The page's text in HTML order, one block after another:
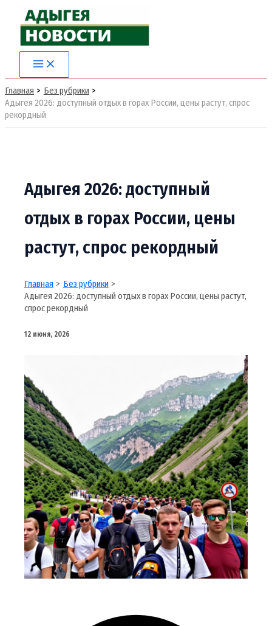
Перейти
содержимому
Главная
Без рубрики
Адыгея 2026: доступный отдых в горах России, цены растут, спрос
рекордный
Адыгея 2026: доступный
отдых в горах России, цены
растут, спрос рекордный
Главная
Без рубрики
Адыгея 2026: доступный отдых в горах России, цены растут,
спрос рекордный
12 июня, 2026